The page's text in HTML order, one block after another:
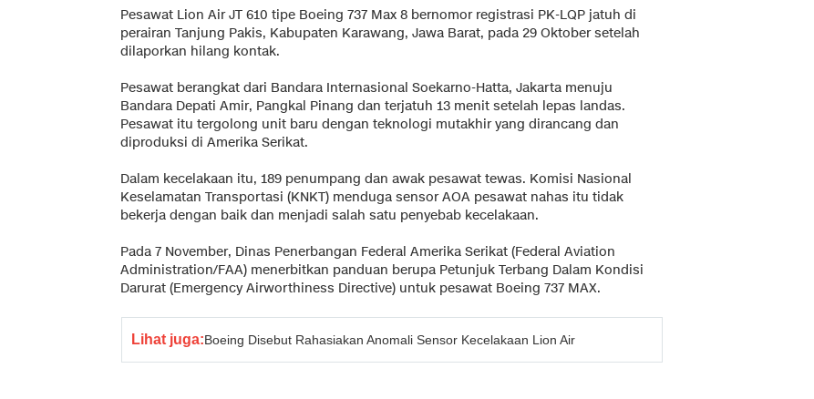
Pesawat Lion Air JT 610 tipe Boeing 737 Max 8 bernomor registrasi PK-LQP jatuh di
perairan Tanjung Pakis, Kabupaten Karawang, Jawa Barat, pada 29 Oktober setelah
dilaporkan hilang kontak.
Pesawat berangkat dari Bandara Internasional Soekarno-Hatta, Jakarta menuju
Bandara Depati Amir, Pangkal Pinang dan terjatuh 13 menit setelah lepas landas.
Pesawat itu tergolong unit baru dengan teknologi mutakhir yang dirancang dan
diproduksi di Amerika Serikat.
Dalam kecelakaan itu, 189 penumpang dan awak pesawat tewas. Komisi Nasional
Keselamatan Transportasi (KNKT) menduga sensor AOA pesawat nahas itu tidak
bekerja dengan baik dan menjadi salah satu penyebab kecelakaan.
Pada 7 November, Dinas Penerbangan Federal Amerika Serikat (Federal Aviation
Administration/FAA) menerbitkan panduan berupa Petunjuk Terbang Dalam Kondisi
Darurat (Emergency Airworthiness Directive) untuk pesawat Boeing 737 MAX.
Lihat juga:Boeing Disebut Rahasiakan Anomali Sensor Kecelakaan Lion Air